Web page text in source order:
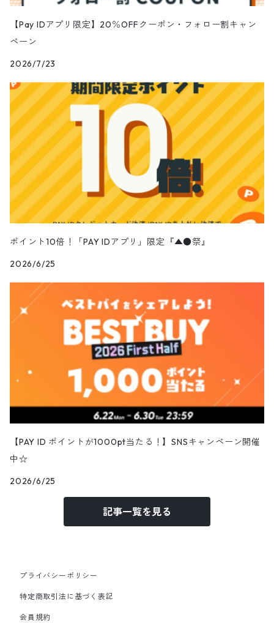
【Pay IDアプリ限定】20％OFFクーポン・フォロー割キャン
ペーン
2026/7/23
ポイント10倍！「PAY IDアプリ」限定『▲●祭』
2026/6/25
【PAY ID ポイントが1000pt当たる！】SNSキャンペーン開催
中☆
2026/6/25
記事一覧を見る
プライバシーポリシー
特定商取引法に基づく表記
会員規約